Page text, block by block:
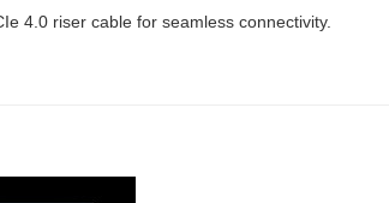
4.0 riser cable for seamless connectivity.